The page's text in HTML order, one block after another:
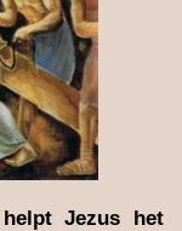
Jezus het